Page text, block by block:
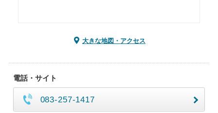
大きな地図・アクセス
電話・サイト
083-257-1417